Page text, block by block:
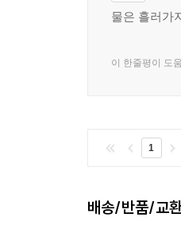
여행은 쉽게 떠
물은 흘러가
이 한줄평이 도
1
배송/반품/교